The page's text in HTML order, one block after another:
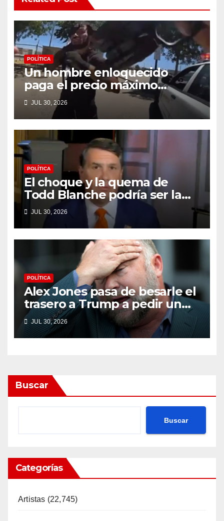
POLÍTICA
Un hombre enloquecido
paga el precio máximo
después de llevar un cuchillo
a un tiroteo con agentes del
condado de Los Ángeles
(VIDEO) * The Gateway Pundit
* por Cullen Linebarger
JUL 30, 2026
POLÍTICA
El choque y la quema de
Todd Blanche podría ser la
máxima humillación de
Trump
JUL 30, 2026
POLÍTICA
Alex Jones pasa de besarle el
trasero a Trump a pedir un
impeachment
JUL 30, 2026
Buscar
Buscar
Categorías
Artistas (22,745)